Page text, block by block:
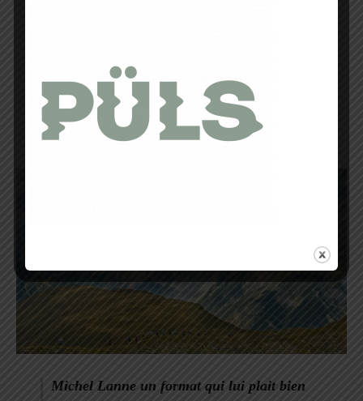
une fin de course que je connais très bien
contrairement aux premiers kilomètres, mais
ce n’est pas quelque chose qui me dérange.
La course, pour moi, prendra vraiment forme
à Vallorcine. Il faudra être prudent jusque-
Michel Lanne un format qui lui plait bien